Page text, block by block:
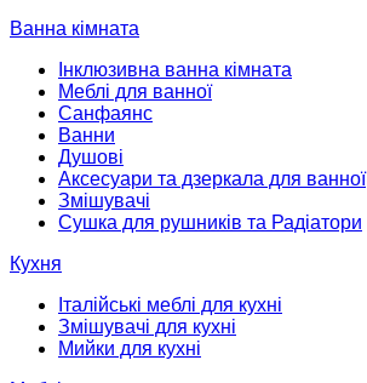
Ванна кімната
Інклюзивна ванна кімната
Меблі для ванної
Санфаянс
Ванни
Душові
Аксесуари та дзеркала для ванної
Змішувачі
Сушка для рушників та Радіатори
Кухня
Італійські меблі для кухні
Змішувачі для кухні
Мийки для кухні